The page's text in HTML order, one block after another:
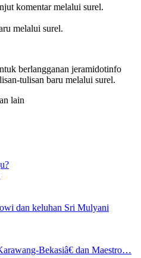
komentar melalui surel.
melalui surel.
berlangganan jeramidotinfo
tulisan baru melalui surel.
lain
dan keluhan Sri Mulyani
Bekasiâ€ dan Maestro…